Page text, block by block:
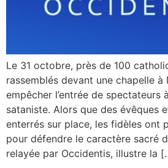
Le 31 octobre, près de 100
rassemblés devant une chapelle
empêcher l’entrée de spectateurs
sataniste. Alors que des évêques
enterrés sur place, les fidèles ont
pour défendre le caractère sacré
relayée par Occidentis, illustre la